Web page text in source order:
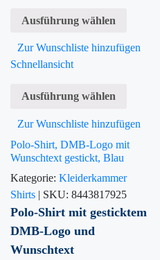
Ausführung wählen
Zur Wunschliste hinzufügen
Schnellansicht
Ausführung wählen
Zur Wunschliste hinzufügen
Polo-Shirt, DMB-Logo mit
Wunschtext gestickt, Blau
Kategorie: Kleiderkammer
Shirts | SKU: 8443817925
Polo-Shirt mit gesticktem
DMB-Logo und
Wunschtext